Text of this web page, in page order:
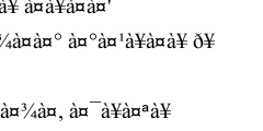
à¤à¥à¤à¤'
à¤°à¤¹à¥à¤à¥ ð¥
à¤¯à¥à¤ªà¥